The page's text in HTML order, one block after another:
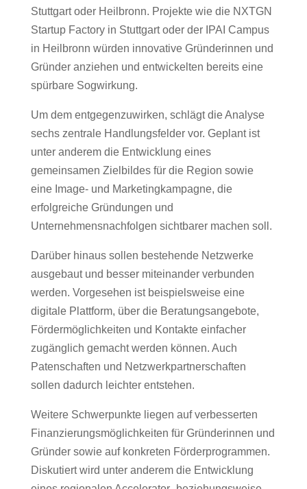
Stuttgart oder Heilbronn. Projekte wie die NXTGN
Startup Factory in Stuttgart oder der IPAI Campus
in Heilbronn würden innovative Gründerinnen und
Gründer anziehen und entwickelten bereits eine
spürbare Sogwirkung.
Um dem entgegenzuwirken, schlägt die Analyse
sechs zentrale Handlungsfelder vor. Geplant ist
unter anderem die Entwicklung eines
gemeinsamen Zielbildes für die Region sowie
eine Image- und Marketingkampagne, die
erfolgreiche Gründungen und
Unternehmensnachfolgen sichtbarer machen soll.
Darüber hinaus sollen bestehende Netzwerke
ausgebaut und besser miteinander verbunden
werden. Vorgesehen ist beispielsweise eine
digitale Plattform, über die Beratungsangebote,
Fördermöglichkeiten und Kontakte einfacher
zugänglich gemacht werden können. Auch
Patenschaften und Netzwerkpartnerschaften
sollen dadurch leichter entstehen.
Weitere Schwerpunkte liegen auf verbesserten
Finanzierungsmöglichkeiten für Gründerinnen und
Gründer sowie auf konkreten Förderprogrammen.
Diskutiert wird unter anderem die Entwicklung